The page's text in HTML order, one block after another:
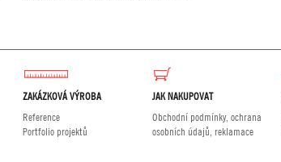
ZAKÁZKOVÁ VÝROBA
Reference
Portfolio projektů
JAK NAKUPOVAT
Obchodní podmínky, ochrana
osobních údajů, reklamace